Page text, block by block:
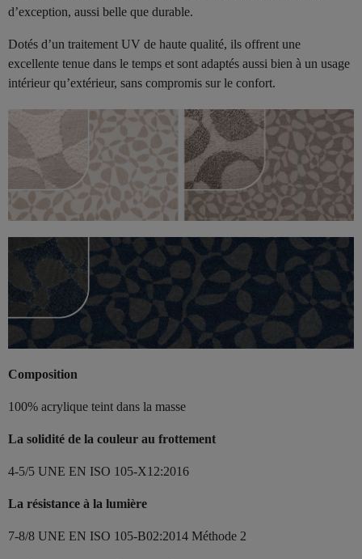
d’exception, aussi belle que durable.
Dotés d’un traitement UV de haute qualité, ils offrent une
excellente tenue dans le temps et sont adaptés aussi bien à un usage
intérieur qu’extérieur, sans compromis sur le confort.
Composition
100% acrylique teint dans la masse
La solidité de la couleur au frottement
4-5/5 UNE EN ISO 105-X12:2016
La résistance à la lumière
7-8/8 UNE EN ISO 105-B02:2014 Méthode 2